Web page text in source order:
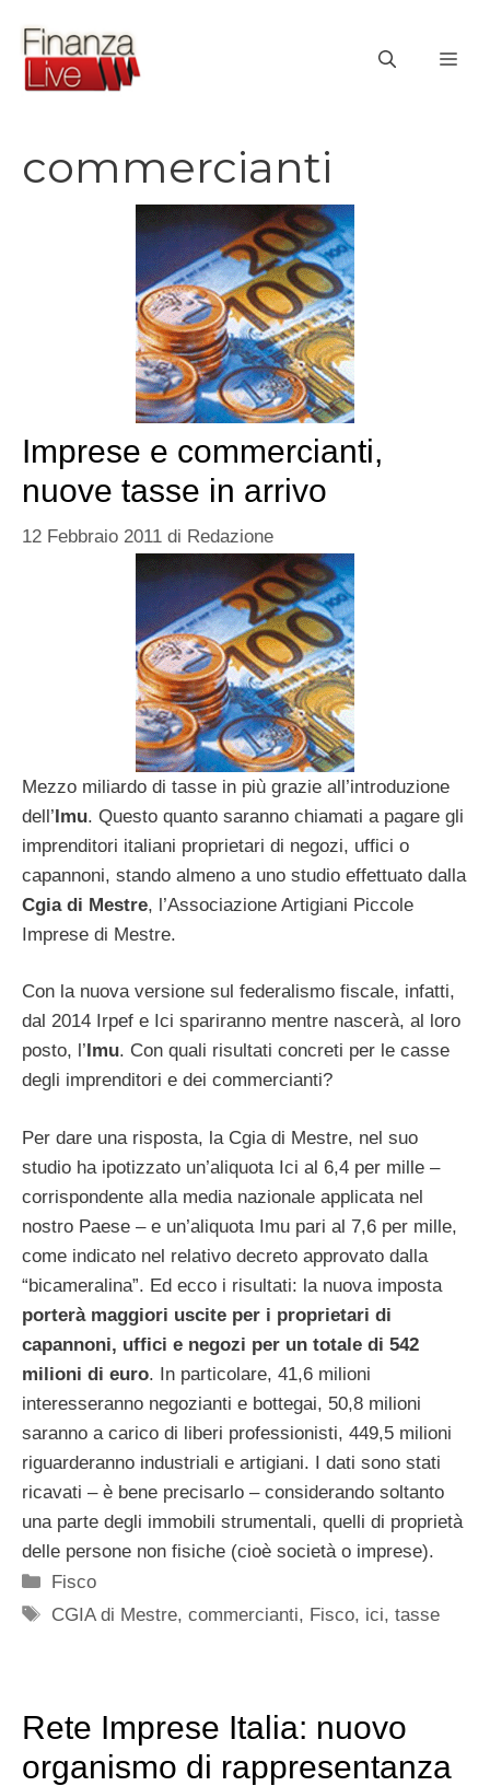
contenuto
commercianti
Imprese e commercianti,
nuove tasse in arrivo
12 Febbraio 2011 di Redazione
Mezzo miliardo di tasse in più grazie all’introduzione
dell’Imu. Questo quanto saranno chiamati a pagare gli
imprenditori italiani proprietari di negozi, uffici o
capannoni, stando almeno a uno studio effettuato dalla
Cgia di Mestre, l’Associazione Artigiani Piccole
Imprese di Mestre.
Con la nuova versione sul federalismo fiscale, infatti,
dal 2014 Irpef e Ici spariranno mentre nascerà, al loro
posto, l’ Imu. Con quali risultati concreti per le casse
degli imprenditori e dei commercianti?
Per dare una risposta, la Cgia di Mestre, nel suo
studio ha ipotizzato un’aliquota Ici al 6,4 per mille –
corrispondente alla media nazionale applicata nel
nostro Paese – e un’aliquota Imu pari al 7,6 per mille,
come indicato nel relativo decreto approvato dalla
“bicameralina”. Ed ecco i risultati: la nuova imposta
porterà maggiori uscite per i proprietari di
capannoni, uffici e negozi per un totale di 542
milioni di euro. In particolare, 41,6 milioni
interesseranno negozianti e bottegai, 50,8 milioni
saranno a carico di liberi professionisti, 449,5 milioni
riguarderanno industriali e artigiani. I dati sono stati
ricavati – è bene precisarlo – considerando soltanto
una parte degli immobili strumentali, quelli di proprietà
delle persone non fisiche (cioè società o imprese).
Categorie
Fisco
Tag
CGIA di Mestre,commercianti, Fisco, ici,tasse
Rete Imprese Italia: nuovo
organismo di rappresentanza